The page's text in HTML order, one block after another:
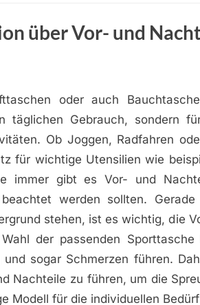
über Vor- und
oder auch
täglichen Gebrauch, sondern
Ob Joggen, Radfahren
für wichtige Utensilien wie
immer gibt es Vor- und
werden sollten.
stehen, ist es wichtig, die
der passenden
und sogar Schmerzen führen.
Nachteile zu führen, um die
Modell für die individuellen